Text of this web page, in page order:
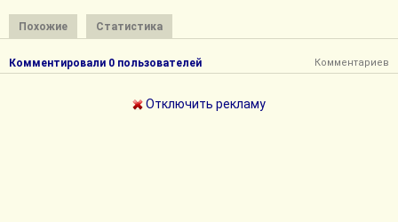
Похожие Статистика
Комментировали 0 пользователей Комментариев
Отключить рекламу